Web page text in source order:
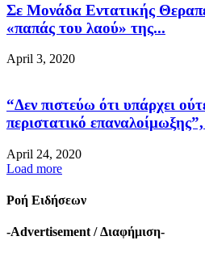
Σε Μονάδα Εντατικής
«παπάς του λαού» της...
April 3, 2020
“Δεν πιστεύω ότι υπάρχει
περιστατικό επαναλοίμωξης”,
April 24, 2020
Load more
Ροή Ειδήσεων
-Advertisement / Διαφήμιση-